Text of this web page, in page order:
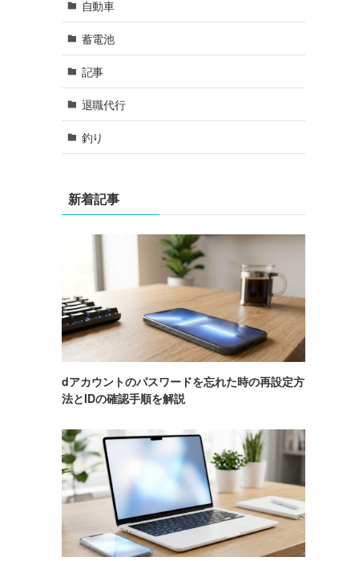
自動車
蓄電池
記事
退職代行
釣り
新着記事
dアカウントのパスワードを忘れた時の再設定方
法とIDの確認手順を解説